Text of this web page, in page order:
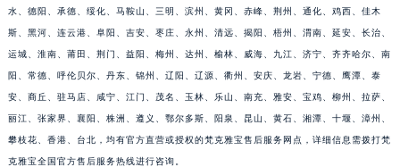
水、德阳、承德、绥化、马鞍山、三明、滨州、黄冈、赤峰、荆州、通化、鸡西、佳木
斯、黑河、连云港、阜阳、吉安、枣庄、永州、清远、揭阳、梧州、渭南、延安、长治、
运城、淮南、莆田、荆门、益阳、梅州、达州、榆林、威海、九江、济宁、齐齐哈尔、南
阳、常德、呼伦贝尔、丹东、锦州、辽阳、辽源、衢州、安庆、龙岩、宁德、鹰潭、泰
安、商丘、驻马店、咸宁、江门、茂名、玉林、乐山、南充、雅安、宝鸡、柳州、拉萨、
丽江、张家界、襄阳、株洲、遵义、鄂尔多斯、阳泉、昆山、黄石、湘潭、十堰、漳州、
攀枝花、香港、台北，均有官方直营或授权的梵克雅宝售后服务网点，详细信息需拨打梵
克雅宝全国官方售后服务热线进行咨询。